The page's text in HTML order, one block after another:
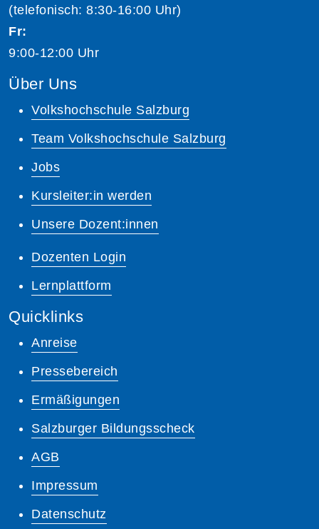
(telefonisch: 8:30-16:00 Uhr)
Fr:
9:00-12:00 Uhr
Über Uns
Volkshochschule Salzburg
Team Volkshochschule Salzburg
Jobs
Kursleiter:in werden
Unsere Dozent:innen
Dozenten Login
Lernplattform
Quicklinks
Anreise
Pressebereich
Ermäßigungen
Salzburger Bildungsscheck
AGB
Impressum
Datenschutz